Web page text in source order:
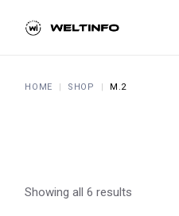
content
HOME SHOP M.2
Showing all 6 results